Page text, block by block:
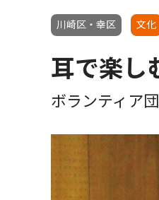
川崎区・幸区 文化
耳で楽し
ボランティア